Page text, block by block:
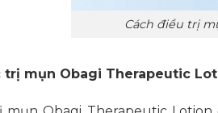
Cách điều trị
trị mụn Obagi Therapeutic